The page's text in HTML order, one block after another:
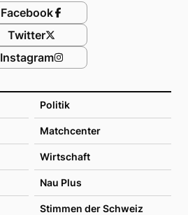
Politik
Matchcenter
Wirtschaft
Nau Plus
Stimmen der Schweiz
Facebook
Twitter
Instagram